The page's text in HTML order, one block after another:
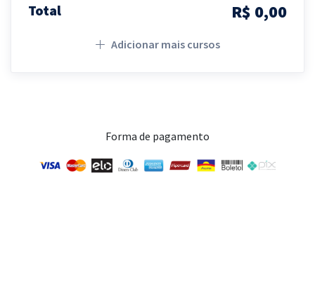
Total R$ 0,00
Adicionar mais cursos
Forma de pagamento